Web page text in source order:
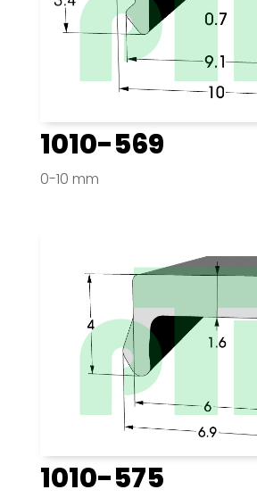
1010-569
0-10 mm
1010-575